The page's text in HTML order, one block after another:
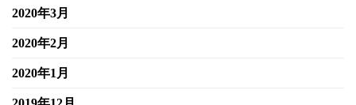
2020年3月
2020年2月
2020年1月